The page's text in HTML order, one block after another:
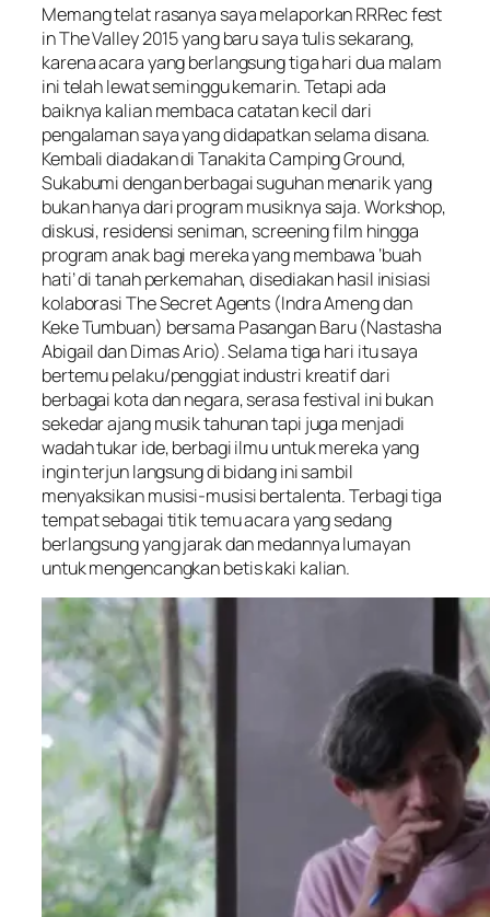
Memang telat rasanya saya melaporkan RRRec fest
in The Valley 2015 yang baru saya tulis sekarang,
karena acara yang berlangsung tiga hari dua malam
ini telah lewat seminggu kemarin. Tetapi ada
baiknya kalian membaca catatan kecil dari
pengalaman saya yang didapatkan selama disana.
Kembali diadakan di Tanakita Camping Ground,
Sukabumi dengan berbagai suguhan menarik yang
bukan hanya dari program musiknya saja. Workshop,
diskusi, residensi seniman, screening film hingga
program anak bagi mereka yang membawa ‘buah
hati’ di tanah perkemahan, disediakan hasil inisiasi
kolaborasi The Secret Agents (Indra Ameng dan
Keke Tumbuan) bersama Pasangan Baru (Nastasha
Abigail dan Dimas Ario). Selama tiga hari itu saya
bertemu pelaku/penggiat industri kreatif dari
berbagai kota dan negara, serasa festival ini bukan
sekedar ajang musik tahunan tapi juga menjadi
wadah tukar ide, berbagi ilmu untuk mereka yang
ingin terjun langsung di bidang ini sambil
menyaksikan musisi-musisi bertalenta. Terbagi tiga
tempat sebagai titik temu acara yang sedang
berlangsung yang jarak dan medannya lumayan
untuk mengencangkan betis kaki kalian.